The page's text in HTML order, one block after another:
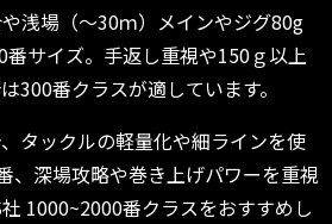
浅場（～30ｍ）メインやジグ80g
サイズ。手返し重視や150ｇ以上
300番クラスが適しています。
タックルの軽量化や細ラインを使
、深場攻略や巻き上げパワーを重視
1000~2000番クラスをおすすめし